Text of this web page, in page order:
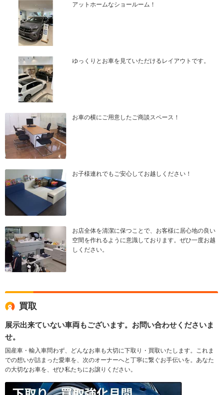
アットホームなショールーム！
ゆっくりとお車を見ていただけるレイアウトです。
お車の横にご用意したご商談スペース！
お子様連れでもご安心してお越しください！
お店全体を清潔に保つことで、お客様に居心地の良い
空間を作れるように意識しております。ぜひ一度お越
しください。
買取
展示出来ていない車両もございます。お問い合わせくださいま
せ。
国産車・輸入車問わず、どんなお車も大切に下取り・買取いたします。これま
での想いが詰まった愛車を、次のオーナーへと丁寧に繋ぐお手伝いを。あなた
の大切なお車を、ぜひ私たちにお譲りください。